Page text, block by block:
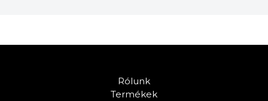
Rólunk
Termékek